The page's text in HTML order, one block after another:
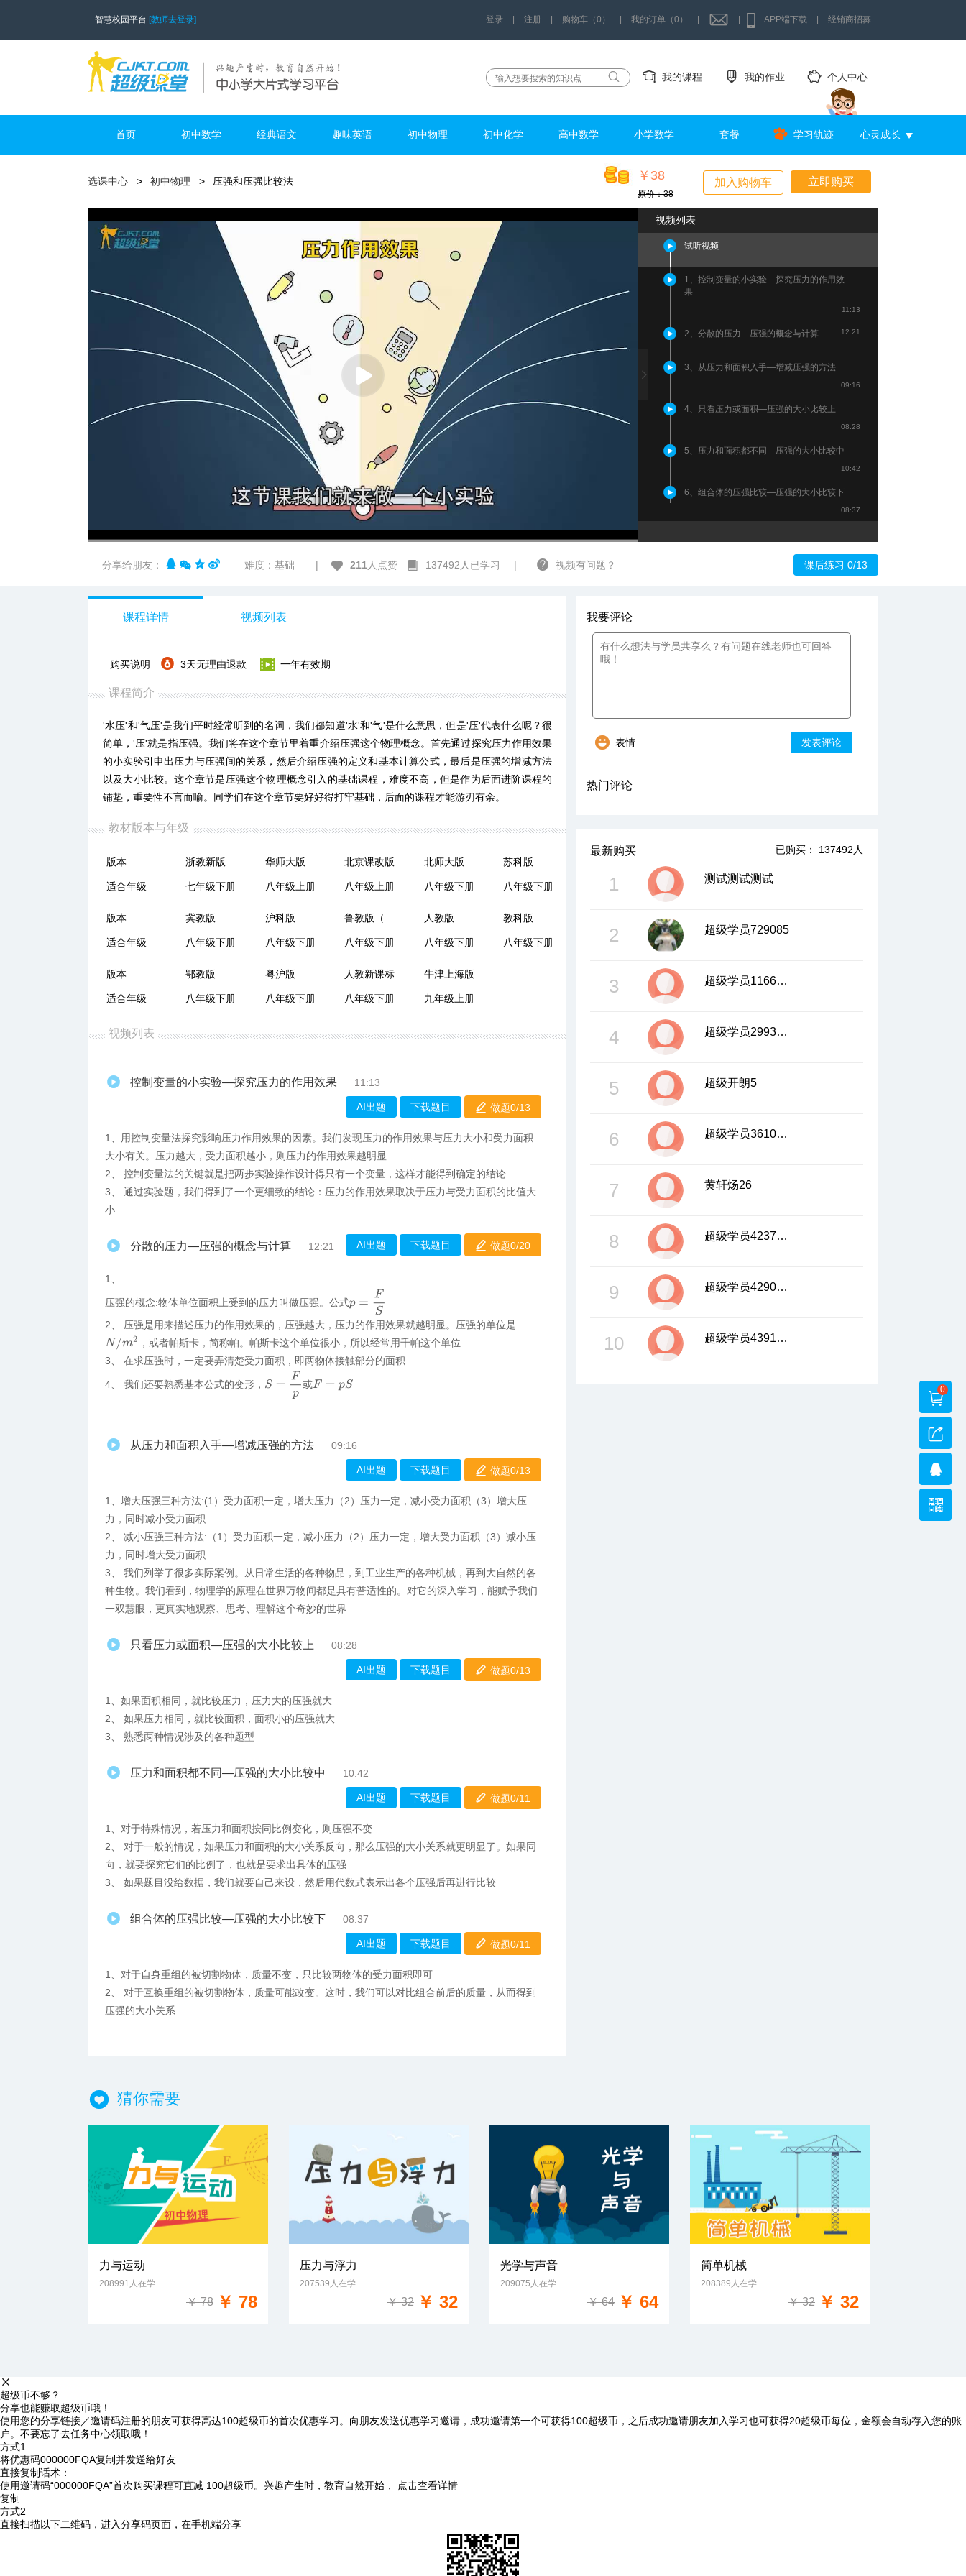
智慧校园平台 [教师去登录] 登录 注册 购物车（0） 我的订单（0） APP端下载 经销商招募
我的课程 我的作业 个人中心
首页 初中数学 经典语文 趣味英语 初中物理 初中化学 高中数学 小学数学 套餐 学习轨迹 心灵成长
立即购买
加入购物车
￥38
原价：38
选课中心 初中物理 压强和压强比较法
812678
00:00 / 03:32 高清 1x
视频列表
试听视频
1、控制变量的小实验—探究压力的作用效
果
11:13
2、分散的压力—压强的概念与计算 12:21
3、从压力和面积入手—增减压强的方法
09:16
4、只看压力或面积—压强的大小比较上
08:28
5、压力和面积都不同—压强的大小比较中
10:42
6、组合体的压强比较—压强的大小比较下
08:37
分享给朋友： 难度：基础 | 211 人点赞 137492人已学习 | 视频有问题？ 课后练习 0/13
课程详情 视频列表
购买说明 3天无理由退款 一年有效期
课程简介
'水压'和'气压'是我们平时经常听到的名词，我们都知道'水'和'气'是什么意思，但是'压'代表什么呢？很
简单，'压'就是指压强。我们将在这个章节里着重介绍压强这个物理概念。首先通过探究压力作用效果
的小实验引申出压力与压强间的关系，然后介绍压强的定义和基本计算公式，最后是压强的增减方法
以及大小比较。这个章节是压强这个物理概念引入的基础课程，难度不高，但是作为后面进阶课程的
铺垫，重要性不言而喻。同学们在这个章节要好好得打牢基础，后面的课程才能游刃有余。
教材版本与年级
版本
适合年级
浙教新版
七年级下册
华师大版
八年级上册
北京课改版
八年级上册
北师大版
八年级下册
苏科版
八年级下册
版本
适合年级
冀教版
八年级下册
沪科版
八年级下册 八年级下册
人教版
八年级下册
教科版
八年级下册
版本
适合年级
鄂教版
八年级下册
粤沪版
八年级下册
人教新课标
八年级下册
牛津上海版
九年级上册
视频列表
控制变量的小实验—探究压力的作用效果 11:13
AI出题 下载题目 做题0/13
1、用控制变量法探究影响压力作用效果的因素。我们发现压力的作用效果与压力大小和受力面积
大小有关。压力越大，受力面积越小，则压力的作用效果越明显
2、 控制变量法的关键就是把两步实验操作设计得只有一个变量，这样才能得到确定的结论
3、 通过实验题，我们得到了一个更细致的结论：压力的作用效果取决于压力与受力面积的比值大
小
分散的压力—压强的概念与计算 12:21 AI出题 下载题目 做题0/20
1、
压强的概念:物体单位面积上受到的压力叫做压强。公式
2、 压强是用来描述压力的作用效果的，压强越大，压力的作用效果就越明显。压强的单位是
N/m2
，或者帕斯卡，简称帕。帕斯卡这个单位很小，所以经常用千帕这个单位
3、 在求压强时，一定要弄清楚受力面积，即两物体接触部分的面积
4、 我们还要熟悉基本公式的变形， 或F= pS
从压力和面积入手—增减压强的方法 09:16
AI出题 下载题目 做题0/13
1、增大压强三种方法:(1）受力面积一定，增大压力（2）压力一定，减小受力面积（3）增大压
力，同时减小受力面积
2、 减小压强三种方法:（1）受力面积一定，减小压力（2）压力一定，增大受力面积（3）减小压
力，同时增大受力面积
3、 我们列举了很多实际案例。从日常生活的各种物品，到工业生产的各种机械，再到大自然的各
种生物。我们看到，物理学的原理在世界万物间都是具有普适性的。对它的深入学习，能赋予我们
一双慧眼，更真实地观察、思考、理解这个奇妙的世界
只看压力或面积—压强的大小比较上 08:28
AI出题 下载题目 做题0/13
1、如果面积相同，就比较压力，压力大的压强就大
2、 如果压力相同，就比较面积，面积小的压强就大
3、 熟悉两种情况涉及的各种题型
压力和面积都不同—压强的大小比较中 10:42
AI出题 下载题目 做题0/11
1、对于特殊情况，若压力和面积按同比例变化，则压强不变
2、 对于一般的情况，如果压力和面积的大小关系反向，那么压强的大小关系就更明显了。如果同
向，就要探究它们的比例了，也就是要求出具体的压强
3、 如果题目没给数据，我们就要自己来设，然后用代数式表示出各个压强后再进行比较
组合体的压强比较—压强的大小比较下 08:37
AI出题 下载题目 做题0/11
1、对于自身重组的被切割物体，质量不变，只比较两物体的受力面积即可
2、 对于互换重组的被切割物体，质量可能改变。这时，我们可以对比组合前后的质量，从而得到
压强的大小关系
我要评论
发表评论
表情
热门评论
已购买： 137492人
最新购买
1 测试测试测试
2 超级学员729085
3 超级学员1166718
4 超级学员2993666
5 超级开朗5
6 超级学员3610821
7 黄轩炀26
8 超级学员4237402
9 超级学员4290711
10 超级学员4391821
猜你需要
力与运动
208991人在学
￥ 78 ￥ 78
压力与浮力
207539人在学
￥ 32 ￥ 32
光学与声音
209075人在学
￥ 64 ￥ 64
简单机械
208389人在学
￥ 32 ￥ 32
0
超级币不够？
分享也能赚取超级币哦！
使用您的分享链接／邀请码注册的朋友可获得高达100超级币的首次优惠学习。向朋友发送优惠学习邀请，成功邀请第一个可获得100超级币，之后成功邀请朋友加入学习也可获得20超级币每位，金额会自动存入您的账
户。不要忘了去任务中心领取哦！
方式1
将优惠码000000FQA复制并发送给好友
直接复制话术：
使用邀请码“000000FQA”首次购买课程可直减 100超级币。兴趣产生时，教育自然开始， 点击查看详情
复制
方式2
直接扫描以下二维码，进入分享码页面，在手机端分享